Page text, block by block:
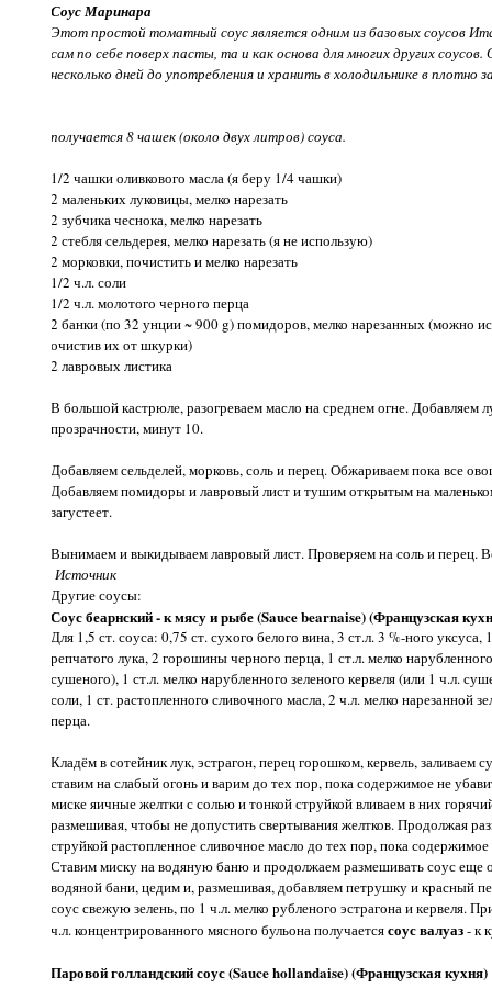
Соус Маринара
Этот простой томатный соус является одним из базовых соусов
сам по себе поверх пасты, та и как основа для многих других
несколько дней до употребления и хранить в холодильнике в плотно
получается 8 чашек (около двух литров) соуса.
1/2 чашки оливкового масла (я беру 1/4 чашки)
2 маленьких луковицы, мелко нарезать
2 зубчика чеснока, мелко нарезать
2 стебля сельдерея, мелко нарезать (я не использую)
2 морковки, почистить и мелко нарезать
1/2 ч.л. соли
1/2 ч.л. молотого черного перца
2 банки (по 32 унции ~ 900 g) помидоров, мелко нарезанных (можно
очистив их от шкурки)
2 лавровых листика
В большой кастрюле, разогреваем масло на среднем огне. Добавляем
прозрачности, минут 10.
Добавляем сельделей, морковь, соль и перец. Обжариваем пока все
Добавляем помидоры и лавровый лист и тушим открытым на
загустеет.
Вынимаем и выкидываем лавровый лист. Проверяем на соль и перец.
Источник
Другие соусы:
Соус беарнский - к мясу и рыбе (Sauce bearnaise) (Французская
Для 1,5 ст. соуса: 0,75 ст. сухого белого вина, 3 ст.л. 3 %-ного уксуса,
репчатого лука, 2 горошины черного перца, 1 ст.л. мелко
сушеного), 1 ст.л. мелко нарубленного зеленого кервеля (или 1 ч.л.
соли, 1 ст. растопленного сливочного масла, 2 ч.л. мелко нарезанной
перца.
Кладём в сотейник лук, эстрагон, перец горошком, кервель, заливаем
ставим на слабый огонь и варим до тех пор, пока содержимое не
миске яичные желтки с солью и тонкой струйкой вливаем в них
размешивая, чтобы не допустить свертывания желтков. Продолжая
струйкой растопленное сливочное масло до тех пор, пока
Ставим миску на водяную баню и продолжаем размешивать соус еще
водяной бани, цедим и, размешивая, добавляем петрушку и красный
соус свежую зелень, по 1 ч.л. мелко рубленого эстрагона и кервеля.
ч.л. концентрированного мясного бульона получаетсясоус валуаз- к
Паровой голландский соус (Sauce hollandaise) (Французская кухня)